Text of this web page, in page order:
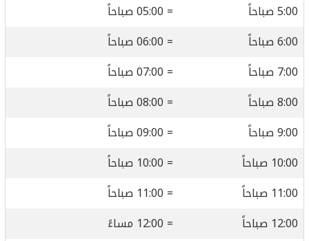
5:00 صباحاً
= 05:00 صباحاً
6:00 صباحاً
= 06:00 صباحاً
7:00 صباحاً
= 07:00 صباحاً
8:00 صباحاً
= 08:00 صباحاً
9:00 صباحاً
= 09:00 صباحاً
10:00 صباحاً
= 10:00 صباحاً
11:00 صباحاً
= 11:00 صباحاً
12:00 صباحاً
= 12:00 مساءً